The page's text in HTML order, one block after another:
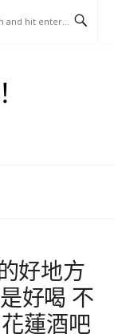
好地方
好喝 不
蓮酒吧